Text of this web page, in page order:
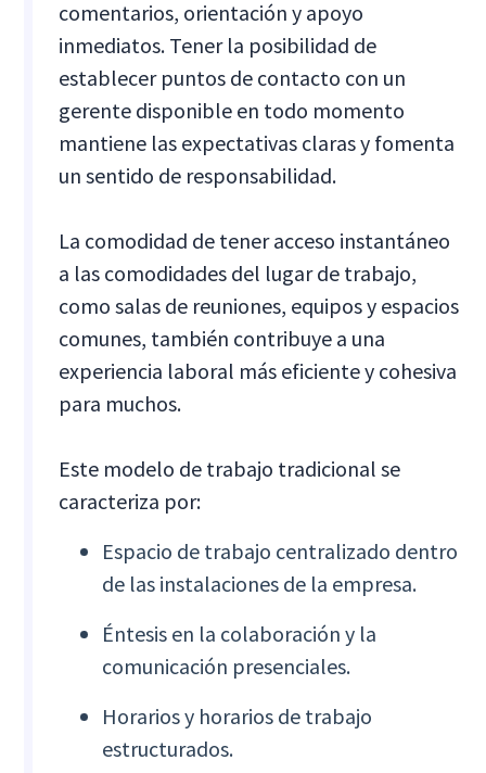
comentarios, orientación y apoyo
inmediatos. Tener la posibilidad de
establecer puntos de contacto con un
gerente disponible en todo momento
mantiene las expectativas claras y fomenta
un sentido de responsabilidad.
La comodidad de tener acceso instantáneo
a las comodidades del lugar de trabajo,
como salas de reuniones, equipos y espacios
comunes, también contribuye a una
experiencia laboral más eficiente y cohesiva
para muchos.
Este modelo de trabajo tradicional se
caracteriza por:
Espacio de trabajo centralizado dentro
de las instalaciones de la empresa.
Éntesis en la colaboración y la
comunicación presenciales.
Horarios y horarios de trabajo
estructurados.